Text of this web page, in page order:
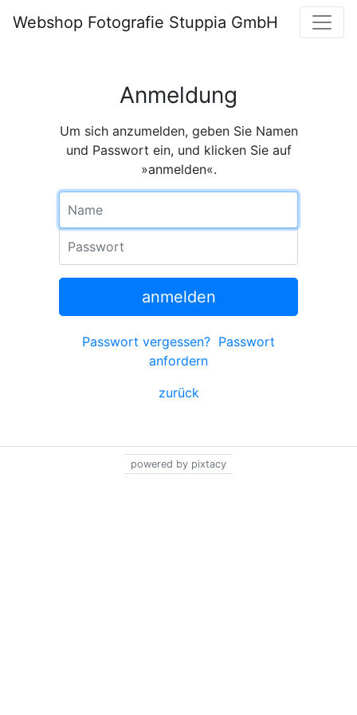
Webshop Fotografie Stuppia GmbH
Anmeldung
Um sich anzumelden, geben Sie Namen
und Passwort ein, und klicken Sie auf
»anmelden«.
anmelden
Passwort vergessen? Passwort
anfordern
zurück
powered by pixtacy